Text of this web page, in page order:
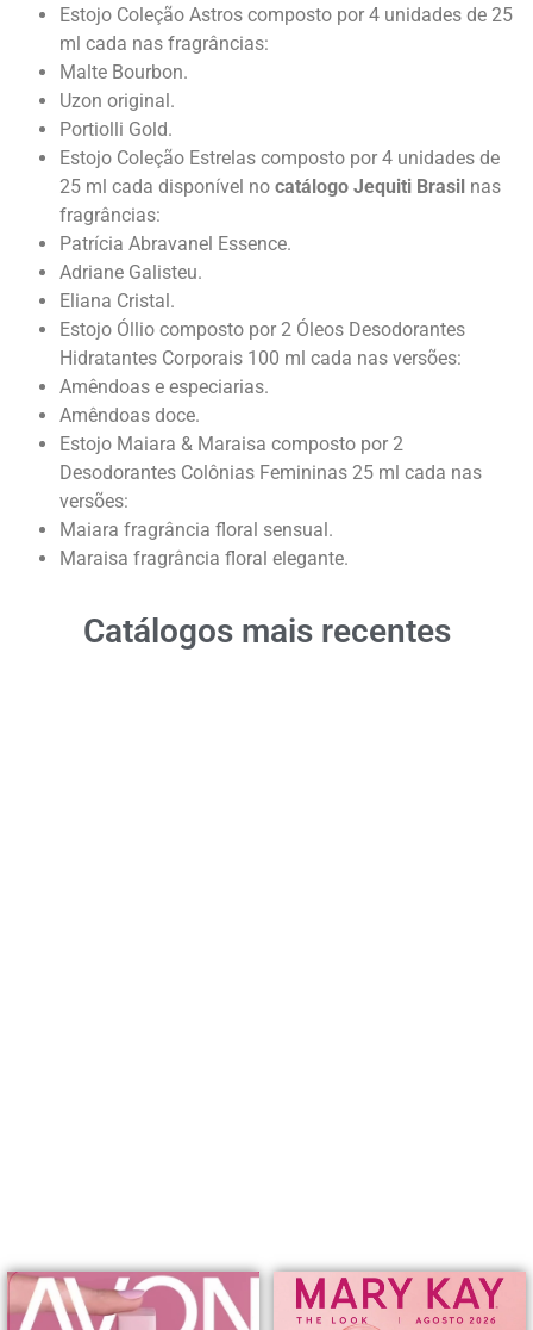
Estojo Coleção Astros composto por 4 unidades de 25
ml cada nas fragrâncias:
Malte Bourbon.
Uzon original.
Portiolli Gold.
Estojo Coleção Estrelas composto por 4 unidades de
25 ml cada disponível no catálogo Jequiti Brasil nas
fragrâncias:
Patrícia Abravanel Essence.
Adriane Galisteu.
Eliana Cristal.
Estojo Óllio composto por 2 Óleos Desodorantes
Hidratantes Corporais 100 ml cada nas versões:
Amêndoas e especiarias.
Amêndoas doce.
Estojo Maiara & Maraisa composto por 2
Desodorantes Colônias Femininas 25 ml cada nas
versões:
Maiara fragrância floral sensual.
Maraisa fragrância floral elegante.
Catálogos mais recentes